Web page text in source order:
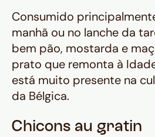
Consumido
manhã ou no lanche da
bem pão, mostarda e
prato que remonta à
está muito presente na
da Bélgica.
Chicons au gratin